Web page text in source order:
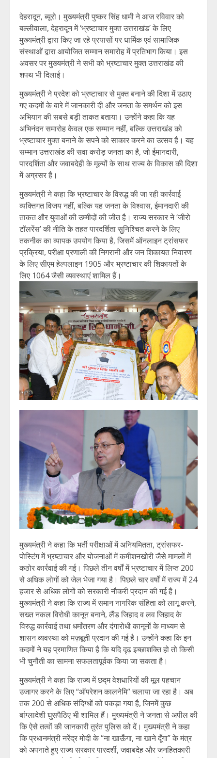
देहरादून, ब्यूरो। मुख्यमंत्री पुष्कर सिंह धामी ने आज रविवार को
बल्लीवाला, देहरादून में ‘भ्रष्टाचार मुक्त उत्तराखंड’ के लिए
मुख्यमंत्री द्वारा किए जा रहे प्रयासों पर धार्मिक एवं सामाजिक
संस्थाओं द्वारा आयोजित सम्मान समारोह में प्रतिभाग किया। इस
अवसर पर मुख्यमंत्री ने सभी को भ्रष्टाचार मुक्त उत्तराखंड की
शपथ भी दिलाई।
मुख्यमंत्री ने प्रदेश को भ्रष्टाचार से मुक्त बनाने की दिशा में उठाए
गए कदमों के बारे में जानकारी दी और जनता के समर्थन को इस
अभियान की सबसे बड़ी ताकत बताया। उन्होंने कहा कि यह
अभिनंदन समारोह केवल एक सम्मान नहीं, बल्कि उत्तराखंड को
भ्रष्टाचार मुक्त बनाने के सपने को साकार करने का उत्सव है। यह
सम्मान उत्तराखंड की सवा करोड़ जनता का है, जो ईमानदारी,
पारदर्शिता और जवाबदेही के मूल्यों के साथ राज्य के विकास की दिशा
में अग्रसर है।
मुख्यमंत्री ने कहा कि भ्रष्टाचार के विरुद्ध की जा रही कार्रवाई
व्यक्तिगत विजय नहीं, बल्कि यह जनता के विश्वास, ईमानदारी की
ताकत और युवाओं की उम्मीदों की जीत है। राज्य सरकार ने ‘जीरो
टॉलरेंस’ की नीति के तहत पारदर्शिता सुनिश्चित करने के लिए
तकनीक का व्यापक उपयोग किया है, जिसमें ऑनलाइन ट्रांसफर
प्रक्रिया, परीक्षा प्रणाली की निगरानी और जन शिकायत निवारण
के लिए सीएम हेल्पलाइन 1905 और भ्रष्टाचार की शिकायतों के
लिए 1064 जैसी व्यवस्थाएं शामिल हैं।
मुख्यमंत्री ने कहा कि भर्ती परीक्षाओं में अनियमितता, ट्रांसफर-
पोस्टिंग में भ्रष्टाचार और योजनाओं में कमीशनखोरी जैसे मामलों में
कठोर कार्रवाई की गई। पिछले तीन वर्षों में भ्रष्टाचार में लिप्त 200
से अधिक लोगों को जेल भेजा गया है। पिछले चार वर्षों में राज्य में 24
हजार से अधिक लोगों को सरकारी नौकरी प्रदान की गई है।
मुख्यमंत्री ने कहा कि राज्य में समान नागरिक संहिता को लागू करने,
सख्त नकल विरोधी कानून बनाने, लैंड जिहाद व लव जिहाद के
विरुद्ध कार्रवाई तथा धर्मांतरण और दंगारोधी कानूनों के माध्यम से
शासन व्यवस्था को मज़बूती प्रदान की गई है। उन्होंने कहा कि इन
कदमों ने यह प्रमाणित किया है कि यदि दृढ़ इच्छाशक्ति हो तो किसी
भी चुनौती का सामना सफलतापूर्वक किया जा सकता है।
मुख्यमंत्री ने कहा कि राज्य में छद्म वेशधारियों की मूल पहचान
उजागर करने के लिए “ऑपरेशन कालनेमि” चलाया जा रहा है। अब
तक 200 से अधिक संदिग्धों को पकड़ा गया है, जिनमें कुछ
बांग्लादेशी घुसपैठिए भी शामिल हैं। मुख्यमंत्री ने जनता से अपील की
कि ऐसे तत्वों की जानकारी तुरंत पुलिस को दें। मुख्यमंत्री ने कहा
कि प्रधानमंत्री नरेंद्र मोदी के “ना खाऊँगा, ना खाने दूँगा” के मंत्र
को अपनाते हुए राज्य सरकार पारदर्शी, जवाबदेह और जनहितकारी